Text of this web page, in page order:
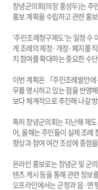
창녕군의회(의장 홍성두)는 주
홍보 계획을 수립하고 관련 홍
‘주민조례청구제도’는 일정
게 조례의 제정·개정·폐지를
치 참여를 확대하는 중요한 수
이번 계획은 「주민조례발안
무를 명시하고 있는 점을 반영
보다 체계적으로 추진해 나갈
특히 창녕군의회는 지난해 제
어, 올해는 주민들이 실제 조례
향상과 참여 여건 조성에 중점
온라인 홍보로는 창녕군 및 군
텐츠 게시 등을 통해 관련 정보
오프라인에서는 군청과 읍·면